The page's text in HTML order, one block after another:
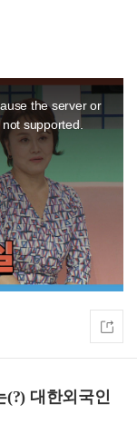
the server or
supported.
(?) 대한외국인